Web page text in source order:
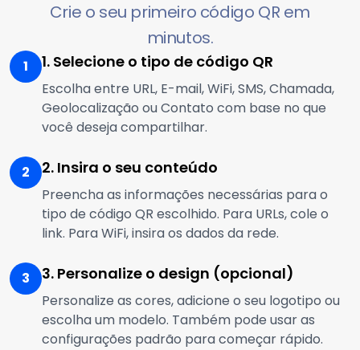
Crie o seu primeiro código QR em
minutos.
1 1. Selecione o tipo de código QR
Escolha entre URL, E-mail, WiFi, SMS, Chamada,
Geolocalização ou Contato com base no que
você deseja compartilhar.
2 2. Insira o seu conteúdo
Preencha as informações necessárias para o
tipo de código QR escolhido. Para URLs, cole o
link. Para WiFi, insira os dados da rede.
3 3. Personalize o design (opcional)
Personalize as cores, adicione o seu logotipo ou
escolha um modelo. Também pode usar as
configurações padrão para começar rápido.